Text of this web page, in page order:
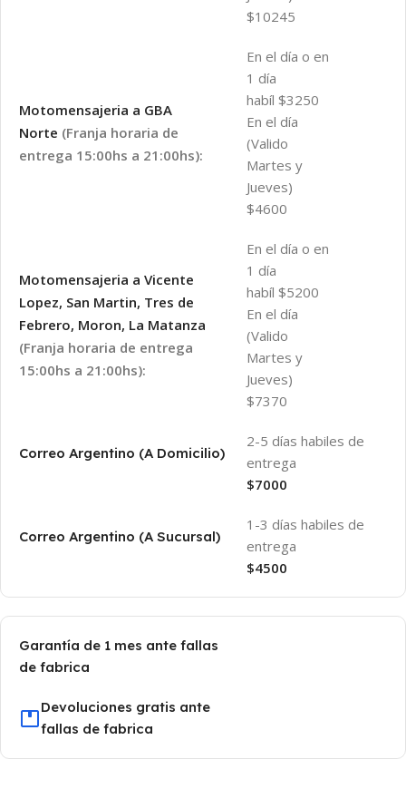
$10245
Motomensajeria a GBA
Norte (Franja horaria de
entrega 15:00hs a 21:00hs):
En el día o en
1 día
habíl $3250
En el día
(Valido
Martes y
Jueves)
$4600
Motomensajeria a Vicente
Lopez, San Martin, Tres de
Febrero, Moron, La Matanza
(Franja horaria de entrega
15:00hs a 21:00hs):
En el día o en
1 día
habíl $5200
En el día
(Valido
Martes y
Jueves)
$7370
Correo Argentino (A Domicilio)
2-5 días habiles de
entrega
$7000
Correo Argentino (A Sucursal)
1-3 días habiles de
entrega
$4500
Garantía de 1 mes ante fallas
de fabrica
Devoluciones gratis ante
fallas de fabrica